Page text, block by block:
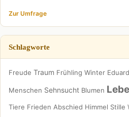
Zur Umfrage
Schlagworte
Freude Traum Frühling Winter Eduard
Menschen Sehnsucht Blumen
Tiere Frieden Abschied Himmel Stille